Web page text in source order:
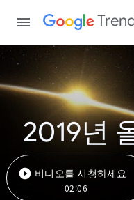
2019년
비디오를 시청하세요
02:06